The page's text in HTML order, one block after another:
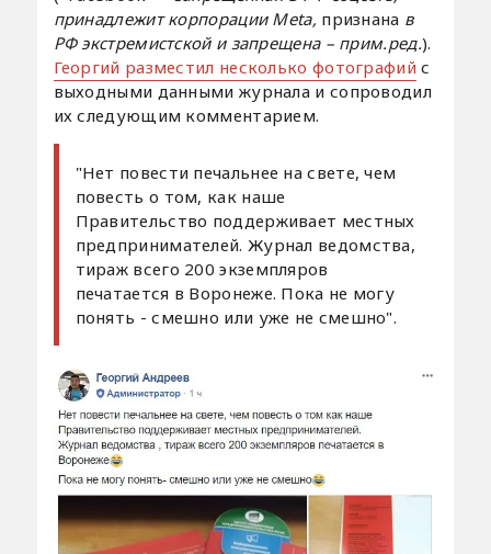
принадлежит корпорации Meta, признана в
РФ экстремистской и запрещена – прим.ред.).
Георгий разместил несколько фотографий с
выходными данными журнала и сопроводил
их следующим комментарием.
"Нет повести печальнее на свете, чем
повесть о том, как наше
Правительство поддерживает местных
предпринимателей. Журнал ведомства,
тираж всего 200 экземпляров
печатается в Воронеже. Пока не могу
понять - смешно или уже не смешно".